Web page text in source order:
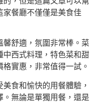
家餐廳不僅僅是美食佳
馨舒適，氛圍非常棒。菜
中西式料理，特色菜和甜
實惠，非常值得一試。
食和愉快的用餐體驗，
。無論是單獨用餐，還是